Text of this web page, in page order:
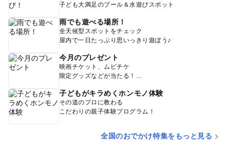
子ども大満足のプール＆水遊びスポット
雨でも遊べる場所！
全天候型スポットをチェック
屋内で一日たっぷり思いっきり遊ぼう♪
今月のプレゼント
映画チケット、ムビチケ
限定グッズなどが当たる！
子どもがキラめくホンモノ体験
その道のプロに教わる
こだわりの親子体験プログラム！
全国のおでかけ特集をもっと見る